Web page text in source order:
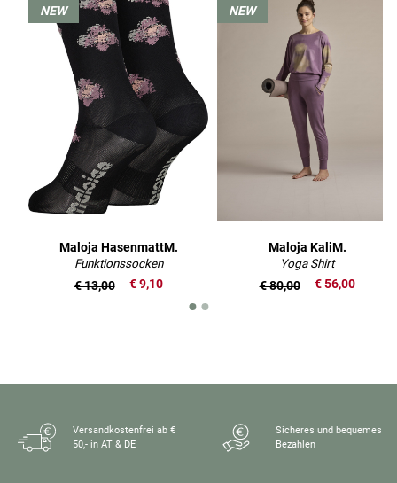
NEW
Maloja HasenmattM.
Funktionssocken
€ 9,10
€ 13,00
NEW
Maloja KaliM.
Yoga Shirt
€ 56,00
€ 80,00
Versandkostenfrei ab €
50,- in AT & DE
Sicheres und bequemes
Bezahlen